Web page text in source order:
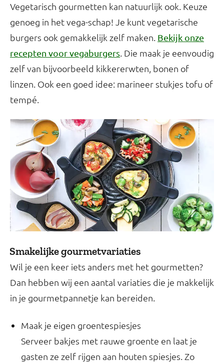
Vegetarisch gourmetten kan natuurlijk ook. Keuze
genoeg in het vega-schap! Je kunt vegetarische
burgers ook gemakkelijk zelf maken. Bekijk onze
recepten voor vegaburgers. Die maak je eenvoudig
zelf van bijvoorbeeld kikkererwten, bonen of
linzen. Ook een goed idee: marineer stukjes tofu of
tempé.
Smakelijke gourmetvariaties
Wil je een keer iets anders met het gourmetten?
Dan hebben wij een aantal variaties die je makkelijk
in je gourmetpannetje kan bereiden.
Maak je eigen groentespiesjes
Serveer bakjes met rauwe groente en laat je
gasten ze zelf rijgen aan houten spiesjes. Zo